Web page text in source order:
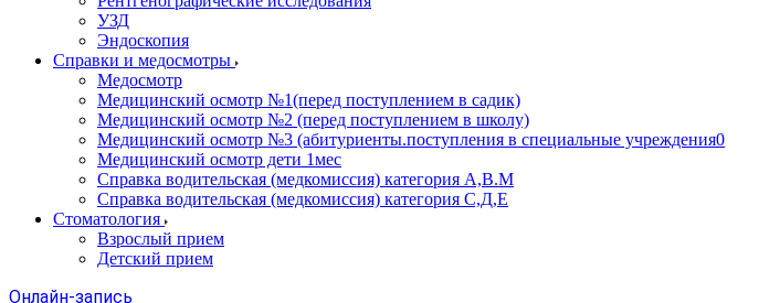
УЗД
Эндоскопия
Справки и медосмотры
Медосмотр
Медицинский осмотр №1(перед поступлением в садик)
Медицинский осмотр №2 (перед поступлением в школу)
Медицинский осмотр №3 (абитуриенты.поступления в специальные учреждения0
Медицинский осмотр дети 1мес
Справка водительская (медкомиссия) категория А,В.М
Справка водительская (медкомиссия) категория С,Д,Е
Стоматология
Взрослый прием
Детский прием
Онлайн-запись